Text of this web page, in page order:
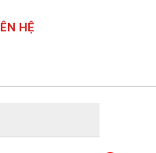
HỆ